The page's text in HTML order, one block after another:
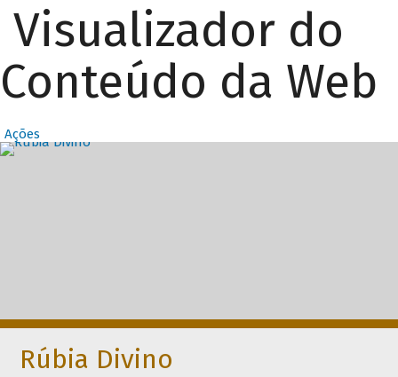
Visualizador do
Conteúdo da Web
Ações
Destaques
Rúbia Divino